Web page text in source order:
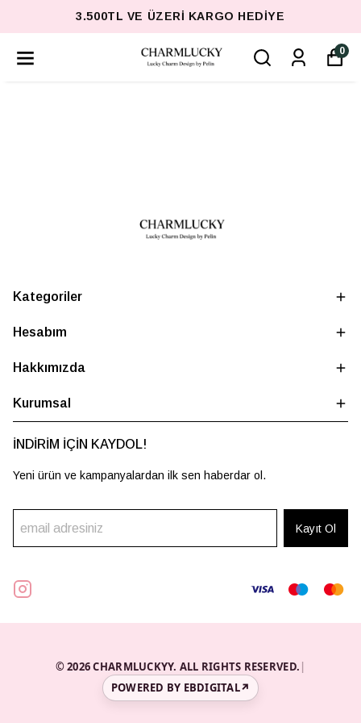
3.500TL VE ÜZERI KARGO HEDIYE
0
Kategoriler
Hesabım
Hakkımızda
Kurumsal
İNDİRİM İÇİN KAYDOL!
Yeni ürün ve kampanyalardan ilk sen haberdar ol.
Kayıt Ol
© 2026 CHARMLUCKYY. ALL RIGHTS RESERVED. |
POWERED BY EBDIGITAL↗